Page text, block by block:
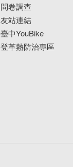
問卷調查
友站連結
臺中YouBike
登革熱防治專區